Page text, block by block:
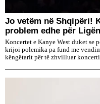
Jo vetëm në Shqipëri!
problem edhe për
Koncertet e Kanye West duket se
krijoi polemika pa fund me
këngëtarit për të zhvilluar